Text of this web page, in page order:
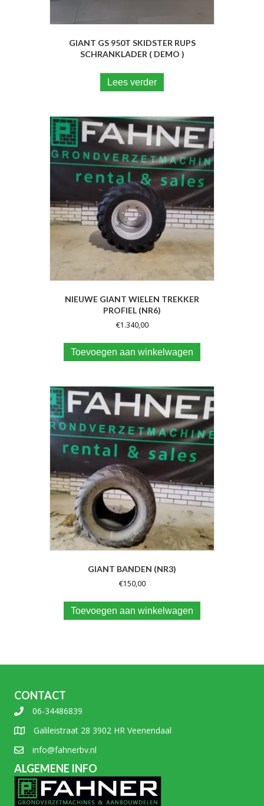
GIANT GS 950T SKIDSTER RUPS
SCHRANKLADER ( DEMO )
Lees verder
NIEUWE GIANT WIELEN TREKKER
PROFIEL (NR6)
€1.340,00
Toevoegen aan winkelwagen
GIANT BANDEN (NR3)
€150,00
Toevoegen aan winkelwagen
CONTACT
06-34486839
Galileistraat 28 3902 HR Veenendaal
info@fahnerbv.nl
ALGEMENE INFO